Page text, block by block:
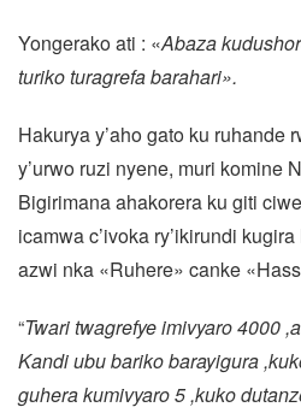
Yongerako ati : «Abaza
turiko turagrefa barahari».
Hakurya y’aho gato ku ruhande
y’urwo ruzi nyene, muri komine
Bigirimana ahakorera ku giti
icamwa c’ivoka ry’ikirundi
azwi nka «Ruhere» canke «Hass
“Twari twagrefye imivyaro 4000
Kandi ubu bariko barayigura
guhera kumivyaro 5 ,kuko